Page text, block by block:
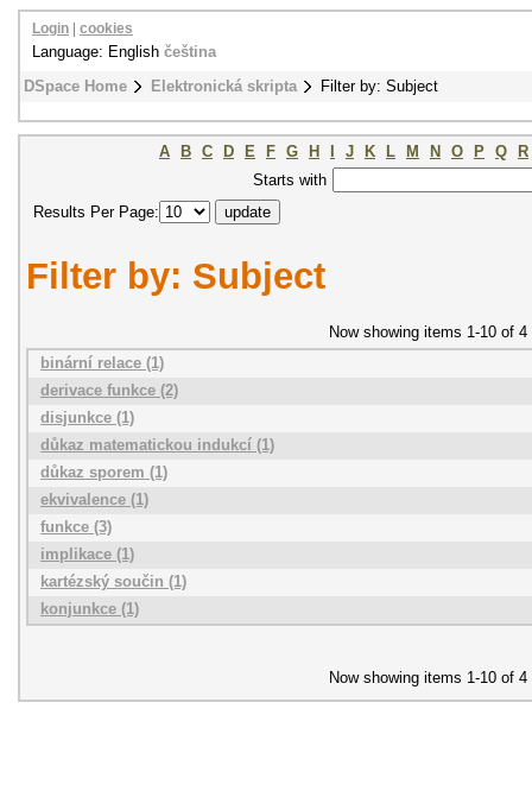
DSpace Home Elektronická skripta Filter by: Subject
Login cookies
Language: English čeština
A B C D E F G H J K L M N O P Q
R
Starts with
Results Per Page:
Filter by: Subject
Now showing items 1-10 of 4
binární relace (1)
derivace funkce (2)
disjunkce (1)
důkaz matematickou indukcí (1)
důkaz sporem (1)
ekvivalence (1)
funkce (3)
implikace (1)
kartézský součin (1)
konjunkce (1)
Now showing items 1-10 of 4